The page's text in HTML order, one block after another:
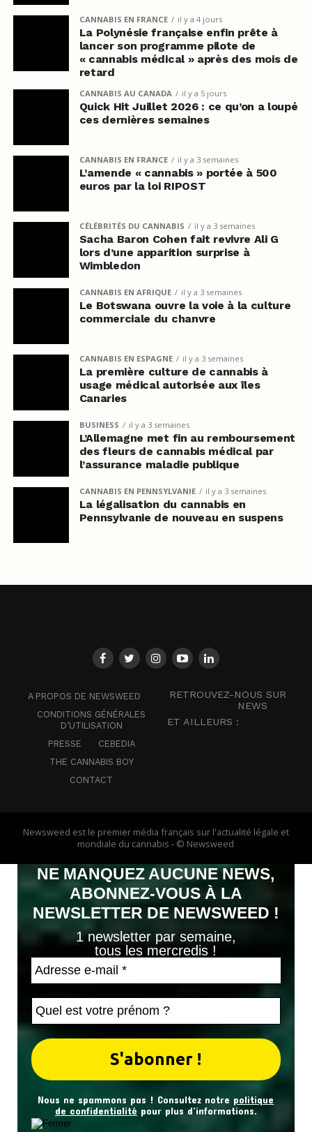
CANNABIS EN FRANCE il y a 4 jours
La Polynésie française enfin prête à
lancer son programme pilote de
« cannabis médical » après des mois de
retard
CANNABIS AU CANADA il y a 5 jours
Quick Hit Juillet 2026 : ce qu’on a loupé
ces dernières semaines
CANNABIS EN FRANCE il y a 3 semaines
L’amende « cannabis » portée à 500
euros par la loi RIPOST
CÉLÉBRITÉS DU CANNABIS il y a 3 semaines
Sacha Baron Cohen fait revivre Ali G
lors d’une apparition surprise à
Wimbledon
CANNABIS EN AFRIQUE il y a 3 semaines
Le Botswana ouvre la voie à la culture
commerciale du chanvre
CANNABIS EN ESPAGNE il y a 3 semaines
La première culture de cannabis à
usage médical autorisée aux îles
Canaries
BUSINESS il y a 3 semaines
L’Allemagne met fin au remboursement
des fleurs de cannabis médical par
l’assurance maladie publique
CANNABIS EN PENNSYLVANIE il y a 3 semaines
La légalisation du cannabis en
Pennsylvanie de nouveau en suspens
A PROPOS DE NEWSWEED
CONDITIONS GÉNÉRALES
D’UTILISATION
PRESSE
CEBEDIA
THE CANNABIS BOY
CONTACT
RETROUVEZ-NOUS SUR
NEWS
ET AILLEURS :
Newsweed est le premier média français sur l'actualité légale et
mondiale du cannabis - © Newsweed
NE MANQUEZ AUCUNE NEWS,
ABONNEZ-VOUS À LA
NEWSLETTER DE NEWSWEED !
1 newsletter par semaine,
tous les mercredis !
Nous ne spammons pas ! Consultez notre politique
de confidentialité pour plus d’informations.